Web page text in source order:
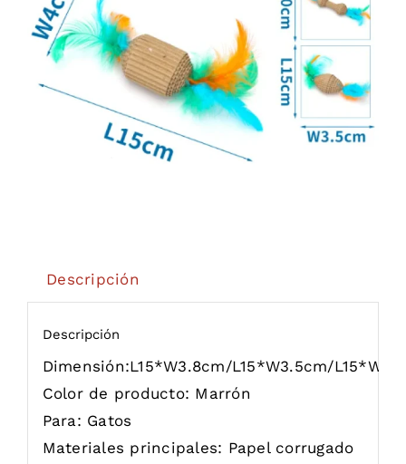
Super Ofertas
Contacto
Descripción
Descripción
Dimensión:L15*W3.8cm/L15*W3.5cm/
Color de producto: Marrón
Para: Gatos
Materiales principales: Papel corrugado